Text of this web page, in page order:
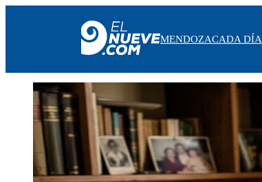
MENDOZA
CADA DÍA
ARGENTINA
NOTICIERO 9
PROTAGONISTAS
MENDOZACADA DÍA